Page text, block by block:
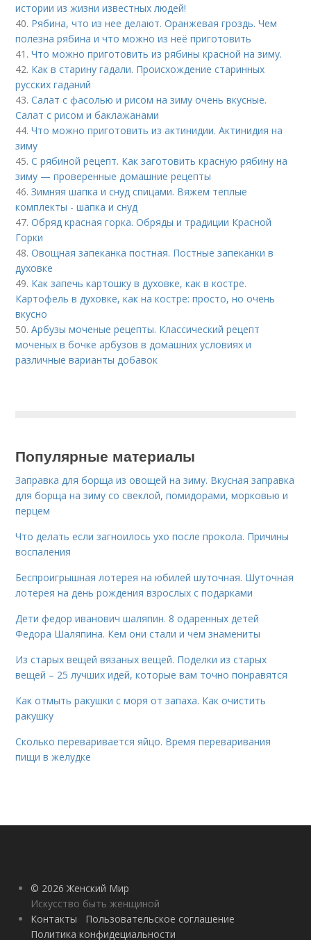
истории из жизни известных людей!
40. Рябина, что из нее делают. Оранжевая гроздь. Чем
полезна рябина и что можно из неё приготовить
41.Что можно приготовить из рябины красной на зиму.
42. Как в старину гадали. Происхождение старинных
русских гаданий
43.Салат с фасолью и рисом на зиму очень вкусные.
Салат с рисом и баклажанами
44.Что можно приготовить из актинидии. Актинидия на
зиму
45.С рябиной рецепт. Как заготовить красную рябину на
зиму — проверенные домашние рецепты
46.Зимняя шапка и снуд спицами. Вяжем теплые
комплекты - шапка и снуд
47.Обряд красная горка. Обряды и традиции Красной
Горки
48.Овощная запеканка постная. Постные запеканки в
духовке
49. Как запечь картошку в духовке, как в костре.
Картофель в духовке, как на костре: просто, но очень
вкусно
50.Арбузы моченые рецепты. Классический рецепт
моченых в бочке арбузов в домашних условиях и
различные варианты добавок
Популярные материалы
Заправка для борща из овощей на зиму. Вкусная заправка
для борща на зиму со свеклой, помидорами, морковью и
перцем
Что делать если загноилось ухо после прокола. Причины
воспаления
Беспроигрышная лотерея на юбилей шуточная. Шуточная
лотерея на день рождения взрослых с подарками
Дети федор иванович шаляпин. 8 одаренных детей
Федора Шаляпина. Кем они стали и чем знамениты
Из старых вещей вязаных вещей. Поделки из старых
вещей – 25 лучших идей, которые вам точно понравятся
Как отмыть ракушки с моря от запаха. Как очистить
ракушку
Сколько переваривается яйцо. Время переваривания
пищи в желудке
© 2026 Женский Мир
Искусство быть женщиной
Контакты
Пользовательское соглашение
Политика конфидециальности